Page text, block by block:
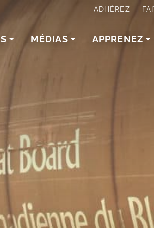
ADHÉREZ
MÉDIAS APPRENEZ